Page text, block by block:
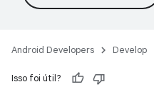
Android Developers Develop
Isso foi útil?